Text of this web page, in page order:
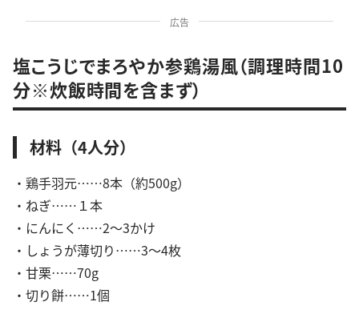
広告
塩こうじでまろやか参鶏湯風（調理時間10
分※炊飯時間を含まず）
材料（4人分）
・鶏手羽元……8本（約500g）
・ねぎ……１本
・にんにく……2〜3かけ
・しょうが薄切り……3〜4枚
・甘栗……70g
・切り餅……1個